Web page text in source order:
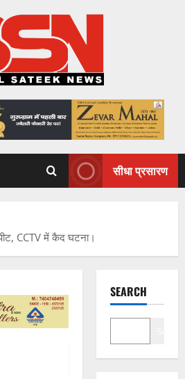
सीधा प्रसारण
CCTV में कैद घटना।
SEARCH